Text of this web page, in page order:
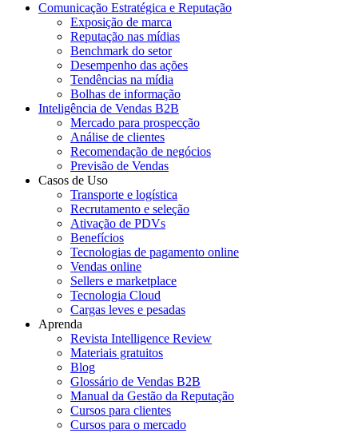
Comunicação Estratégica e Reputação
Exposição de marca
Reputação nas mídias
Benchmark do setor
Desempenho das ações
Tendências na mídia
Bolhas de informação
Inteligência de Vendas B2B
Mercado para prospecção
Análise de clientes
Recomendação de negócios
Previsão de Vendas
Casos de Uso
Transporte e logística
Recrutamento e seleção
Ativação de PDVs
Benefícios
Tecnologias de pagamento online
Vendas online
Sellers e marketplace
Tecnologia Cloud
Cargas leves e pesadas
Aprenda
Revista Intelligence Review
Materiais gratuitos
Blog
Glossário de Vendas B2B
Manual da Gestão da Reputação
Cursos para clientes
Cursos para o mercado